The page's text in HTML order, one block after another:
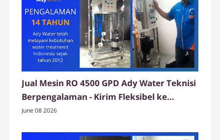
Jual Mesin RO 4500 GPD Ady Water Teknisi
Berpengalaman - Kirim Fleksibel ke
Wonogiri
June 08 2026